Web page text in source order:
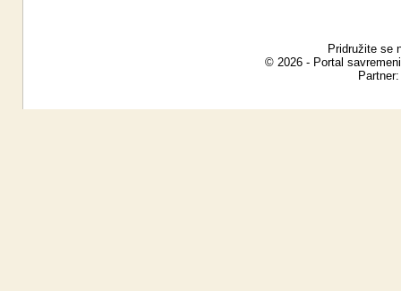
Pridružite se
© 2026 - Portal